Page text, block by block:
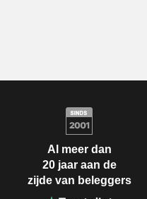
Al meer dan
20 jaar aan de
zijde van beleggers